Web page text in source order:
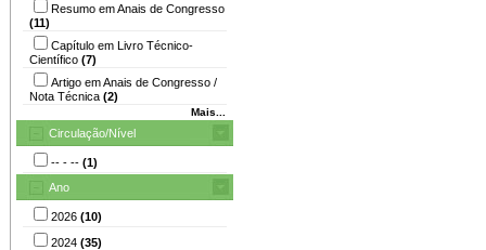
Resumo em Anais de Congresso
(11)
Capítulo em Livro Técnico-
Científico (7)
Artigo em Anais de Congresso /
Nota Técnica (2)
Mais...
Circulação/Nível
-- - -- (1)
Ano
2026 (10)
2024 (35)